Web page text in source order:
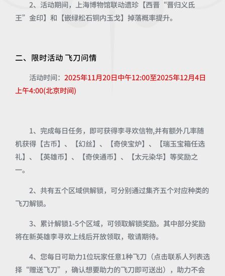
2、活动期间，上海博物馆联动遗珍【西晋“晋归义氐
王”金印】和【嵌绿松石铜内玉戈】掉落概率提升。
二、限时活动 飞刀问情
活动时间： 2025年11月20日中午12:00至2025年12月4日
上午4:00(北京时间)
1、完成每日任务，即可获得李寻欢信物,并有额外几率随
机获得【古币】、【幻丝】、【奇侠宝炉】、【瑞玉宝箱任选
礼】、【英雄币】、【奇侠通币】、【太元染华】等奖励之
一。
2、共有五个区域供解锁，可分别通过集齐五个对应种类的
飞刀解锁。
3、累计解锁1-5个区域，可领取解锁奖励。其中部分奖励
将在新英雄李寻欢上线后开放领取，敬请期待。
4、您每日可助力1位玩家任意1种飞刀（点击联系人列表选
择“赠送飞刀”，确认想要助力的飞刀即可送出），助力不会